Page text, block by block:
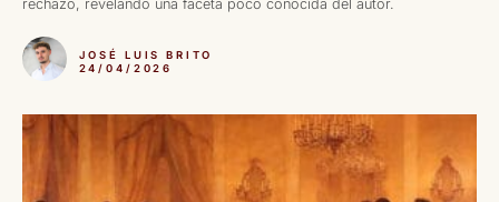
rechazo, revelando una faceta poco conocida del autor.
JOSÉ LUIS BRITO
24/04/2026